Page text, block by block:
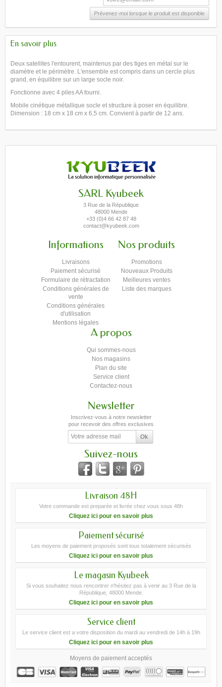
Prévenez-moi lorsque le produit est disponible
En savoir plus
Deux satellites l'entourent, maintenus par des tiges en métal sur le
diamètre et le périmètre. L'ensemble est compris dans un cercle plus
grand, en équilibre sur un large socle noir.
Fonctionne avec 4 piles AA fourni.
Mobile cinétique métallique socle et structure à poser en équilibre.
Dimension : 18 cm x 18 cm x 6,5 cm. Convient à partir de 12 ans.
SARL Kyubeek
3 Rue de la République
48000 Mende
+33 (0)4 66 42 87 48
contact@kyubeek.com
Informations
Livraisons
Paiement sécurisé
Formulaire de rétractation
Conditions générales de
vente
Conditions générales
d'utilisation
Mentions légales
Nos produits
Promotions
Nouveaux Produits
Meilleures ventes
Liste des marques
A propos
Qui sommes-nous
Nos magasins
Plan du site
Service client
Contactez-nous
Newsletter
Inscrivez-vous à notre newsletter
pour recevoir des offres exclusives
Suivez-nous
Livraison 48H
Votre commande est preparée et livrée chez vous sous 48h
Cliquez ici pour en savoir plus
Paiement sécurisé
Les moyens de paiement proposés sont tous totalement sécurisés
Cliquez ici pour en savoir plus
Le magasin Kyubeek
Si vous souhaitez nous rencontrer n'hésitez pas à venir au 3 Rue de la
République, 48000 Mende.
Cliquez ici pour en savoir plus
Service client
Le service client est a votre disposition du mardi au vendredi de 14h à 19h
Cliquez ici pour en savoir plus
Moyens de paiement acceptés